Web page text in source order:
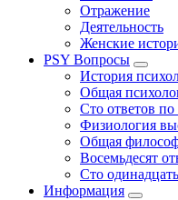
Отражение
Деятельность
Женские
PSY Вопросы
История
Общая
Сто ответов
Физиология
Общая
Восемьдесят
Сто
Информация